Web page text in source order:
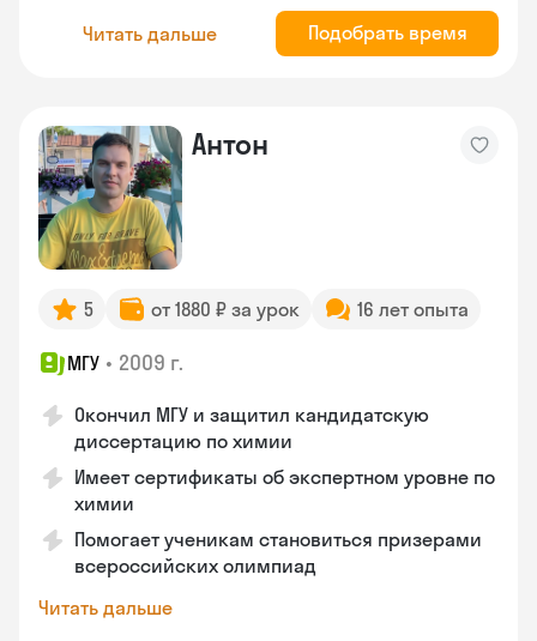
Читать дальше Подобрать время
Антон
5 от 1880 ₽ за урок 16 лет опыта
МГУ • 2009 г.
Окончил МГУ и защитил кандидатскую
диссертацию по химии
Имеет сертификаты об экспертном уровне по
химии
Помогает ученикам становиться призерами
всероссийских олимпиад
Читать дальше